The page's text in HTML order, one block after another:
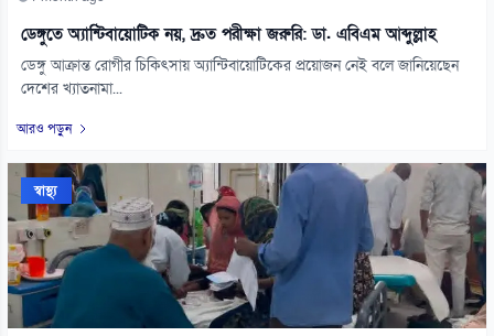
ডেঙ্গুতে অ্যান্টিবায়োটিক নয়, দ্রুত পরীক্ষা জরুরি: ডা. এবিএম আব্দুল্লাহ
ডেঙ্গু আক্রান্ত রোগীর চিকিৎসায় অ্যান্টিবায়োটিকের প্রয়োজন নেই বলে জানিয়েছেন
দেশের খ্যাতনামা...
আরও পড়ুন
স্বাস্থ্য